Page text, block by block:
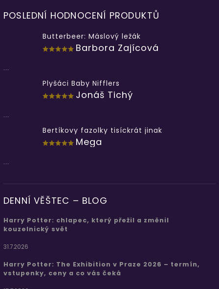
POSLEDNÍ HODNOCENÍ PRODUKTŮ
Butterbeer: Máslový ležák
Barbora Zajícová
...
Plyšáci Baby Nifflers
Jonáš Tichý
...
Bertíkovy fazolky tisíckrát jinak
Mega
...
DENNÍ VĚŠTEC – BLOG
Harry Potter: chlapec, který přežil a změnil
kouzelnický svět
31.7.2026
Harry Potter: The Exhibition v Praze 2026 – termín,
vstupenky, ceny a co vás čeká